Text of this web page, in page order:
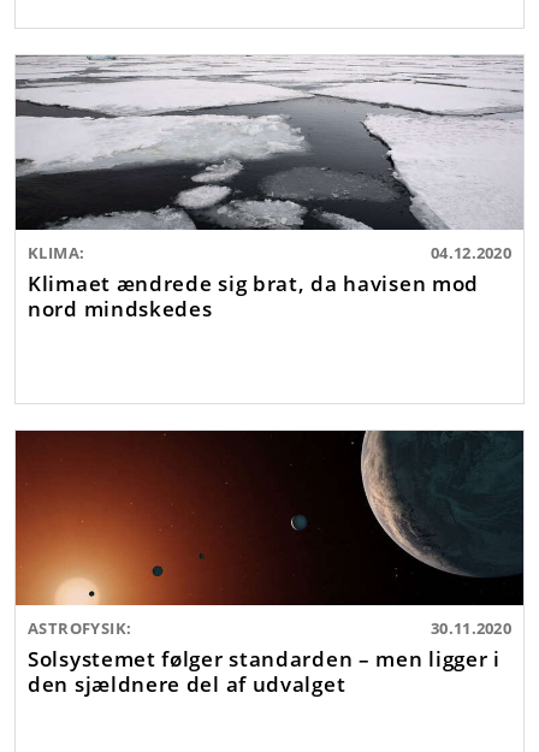
KLIMA: 04.12.2020
Klimaet ændrede sig brat, da havisen mod
nord mindskedes
ASTROFYSIK: 30.11.2020
Solsystemet følger standarden – men ligger i
den sjældnere del af udvalget